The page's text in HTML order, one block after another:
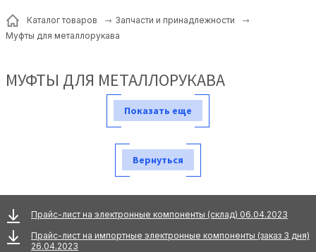
Каталог товаров
Запчасти и принадлежности
Муфты для металлорукава
МУФТЫ ДЛЯ МЕТАЛЛОРУКАВА
Показать еще
Вернуться
Прайс-лист на электронные компоненты (склад) 06.04.2023
Прайс-лист на импортные электронные компоненты (заказ 3 дня)
26.04.2023